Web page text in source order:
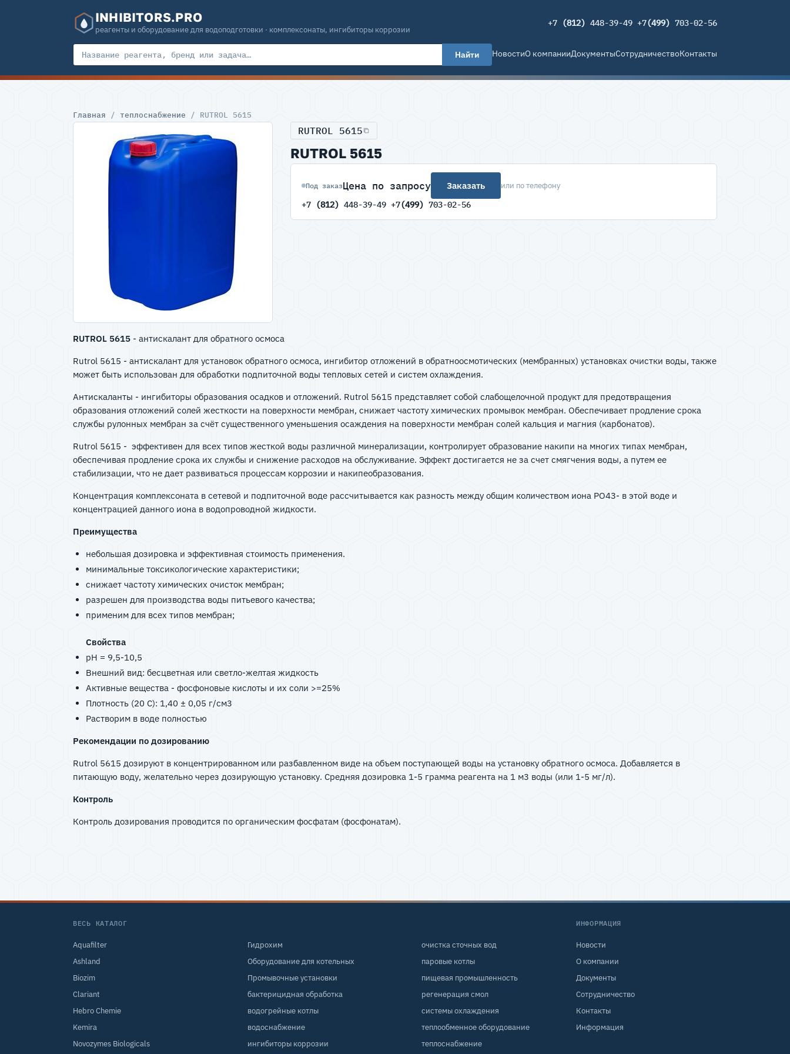
INHIBITORS.PRO
реагенты и оборудование для водоподготовки · комплексонаты, ингибиторы коррозии
+7 (812) 448-39-49 +7(499) 703-02-56
Найти НовостиО компанииДокументыСотрудничествоКонтакты
Главная / теплоснабжение / RUTROL 5615
RUTROL 5615
RUTROL 5615
Под заказЦена по запросу Заказать или по телефону
+7 (812) 448-39-49 +7(499) 703-02-56
RUTROL 5615 - антискалант для обратного осмоса
Rutrol 5615 - антискалант для установок обратного осмоса, ингибитор отложений в обратноосмотических (мембранных) установках очистки воды, также
может быть использован для обработки подпиточной воды тепловых сетей и систем охлаждения.
Антискаланты - ингибиторы образования осадков и отложений. Rutrol 5615 представляет собой слабощелочной продукт для предотвращения
образования отложений солей жесткости на поверхности мембран, снижает частоту химических промывок мембран. Обеспечивает продление срока
службы рулонных мембран за счёт существенного уменьшения осаждения на поверхности мембран солей кальция и магния (карбонатов).
Rutrol 5615 - эффективен для всех типов жесткой воды различной минерализации, контролирует образование накипи на многих типах мембран,
обеспечивая продление срока их службы и снижение расходов на обслуживание. Эффект достигается не за счет смягчения воды, а путем ее
стабилизации, что не дает развиваться процессам коррозии и накипеобразования.
Концентрация комплексоната в сетевой и подпиточной воде рассчитывается как разность между общим количеством иона РО43- в этой воде и
концентрацией данного иона в водопроводной жидкости.
Преимущества
небольшая дозировка и эффективная стоимость применения.
минимальные токсикологические характеристики;
снижает частоту химических очисток мембран;
разрешен для производства воды питьевого качества;
применим для всех типов мембран;
Свойства
pH = 9,5-10,5
Внешний вид: бесцветная или светло-желтая жидкость
Активные вещества - фосфоновые кислоты и их соли >=25%
Плотность (20 C): 1,40 ± 0,05 г/см3
Растворим в воде полностью
Рекомендации по дозированию
Rutrol 5615 дозируют в концентрированном или разбавленном виде на объем поступающей воды на установку обратного осмоса. Добавляется в
питающую воду, желательно через дозирующую установку. Средняя дозировка 1-5 грамма реагента на 1 м3 воды (или 1-5 мг/л).
Контроль
Контроль дозирования проводится по органическим фосфатам (фосфонатам).
ВЕСЬ КАТАЛОГ
Aquafilter
Ashland
Biozim
Clariant
Hebro Chemie
Kemira
Novozymes Biologicals
Гидрохим
Оборудование для котельных
Промывочные установки
бактерицидная обработка
водогрейные котлы
водоснабжение
ингибиторы коррозии
очистка сточных вод
паровые котлы
пищевая промышленность
регенерация смол
системы охлаждения
теплообменное оборудование
теплоснабжение
ИНФОРМАЦИЯ
Новости
О компании
Документы
Сотрудничество
Контакты
Информация